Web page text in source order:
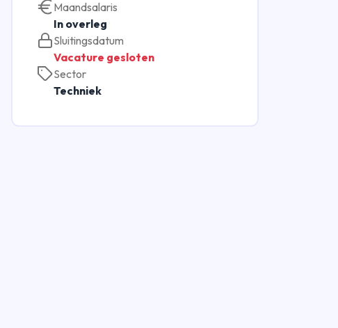
Maandsalaris
In overleg
Sluitingsdatum
Vacature gesloten
Sector
Techniek